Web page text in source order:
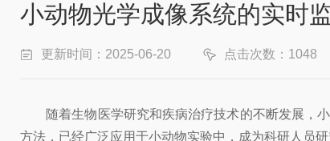
小动物光学成像系统的实时
更新时间：2025-06-20 点击次数：1048
随着生物医学研究和疾病治疗技术的不断发展，小
方法，已经广泛应用于小动物实验中，成为科研人员